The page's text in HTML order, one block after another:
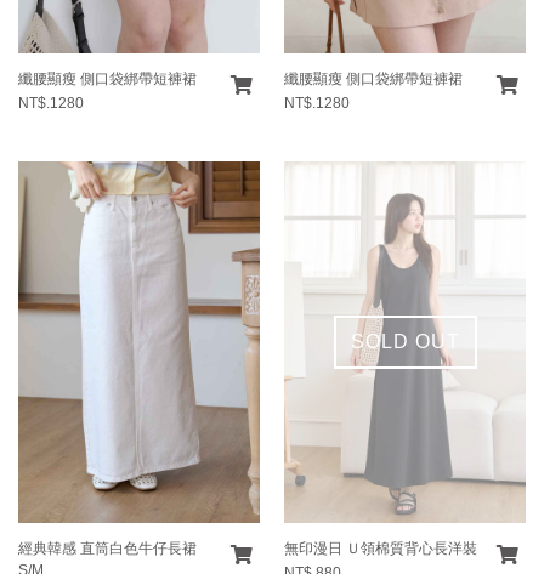
纖腰顯瘦 側口袋綁帶短褲裙
NT$.1280
纖腰顯瘦 側口袋綁帶短褲裙
NT$.1280
經典韓感 直筒白色牛仔長裙
SOLD OUT
無印漫日 Ｕ領棉質背心長洋裝